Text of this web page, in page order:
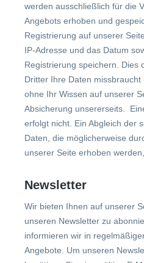
werden ausschließlich für die
Angebots erhoben und
Registrierung auf unserer
IP-Adresse und das Datum
Registrierung speichern. Dies
Dritter Ihre Daten
ohne Ihr Wissen auf unserer
Absicherung unsererseits.
erfolgt nicht. Ein Abgleich der
Daten, die möglicherweise
unserer Seite erhoben
Newsletter
Wir bieten Ihnen auf unserer
unseren Newsletter zu
informieren wir in
Angebote. Um unseren